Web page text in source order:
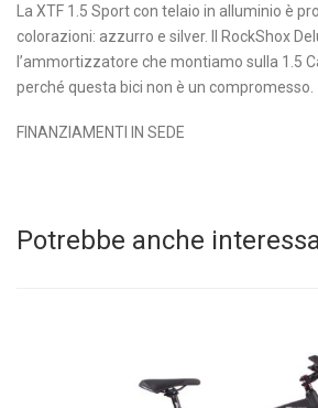
La XTF 1.5 Sport con telaio in alluminio è
colorazioni: azzurro e silver. Il RockShox
l’ammortizzatore che montiamo sulla 1.5
perché questa bici non è un compromesso.
FINANZIAMENTI IN SEDE
Potrebbe anche